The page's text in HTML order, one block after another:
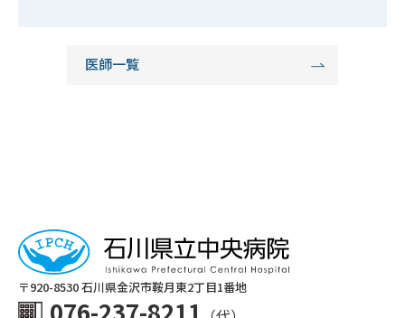
医師一覧
〒920-8530 ⽯川県⾦沢市鞍⽉東2丁⽬1番地
076-237-8211